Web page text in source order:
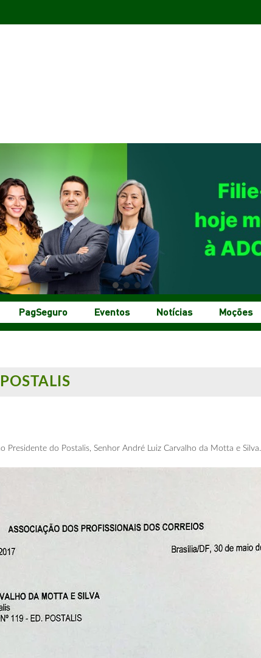
PagSeguro Eventos Notícias Moções
Presidente do Postalis, Senhor André Luiz Carvalho da Motta e Silva.